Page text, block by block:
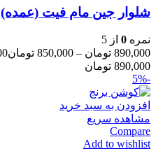
شلوار جین مام فیت (عمده)
نمره 0 از 5
890,000 تومان –
850,000 تومان
890,000 تومان
-5%
افزودن به سبد خرید
مشاهده سریع
Compare
Add to wishlist